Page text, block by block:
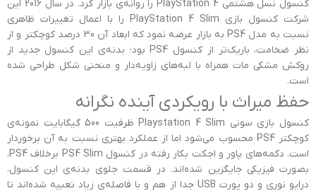
کنسول نسل هشتمی PlayStation 4 را روانه‌ی بازار کرد. در سال 2016 این
شرکت کنسول بازی PlayStation 4 Slim را با اعمال تغییرات ظاهری
نسبت به مدل PS4 به بازار عرضه نمود که ابعاد آن 30 درصد کوچکتر و از
نظر ضخامت، باریک‌تر از کنسول PS4 بود؛ بدنه‌ی این کنسول جدید از
روکش مشکی مات همراه با لبه‌های زاویه‌دار و منحنی شکل طراحی شده
است.
حفظ میراث با رویکردی آینده نگرانه
کنسول بازی سونی Playstation 4 Slim ظرفیت 500 گیگابایت نمونه‌ی
کوچکتر PS4 محسوب می‌شود اما از عملکرد بهتری نسبت به آن برخوردار
است. دکمه‌های پاور و اجکت بکار رفته در کنسول PS4 Slim برخلاف PS4،
بصورت فیزیکی جایگزین شده‌اند. در قسمت جلوی بدنه‌ی این کنسول،
درایو نوری و دو پورت USB جدا از هم و با فاصله‌ی زیاد تعبیه شده‌اند تا